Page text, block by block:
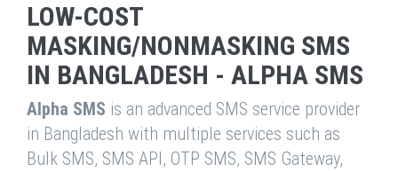
LOW-COST
MASKING/NONMASKING SMS
IN BANGLADESH - ALPHA SMS
Alpha SMS is an advanced SMS service provider
in Bangladesh with multiple services such as
Bulk SMS, SMS API, OTP SMS, SMS Gateway,